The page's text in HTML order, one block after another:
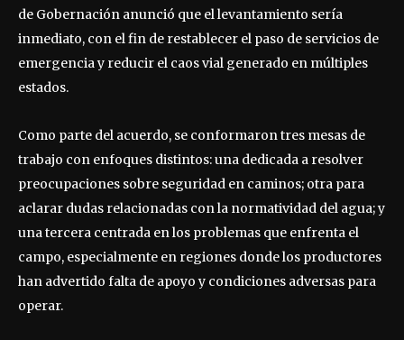
de Gobernación anunció que el levantamiento sería
inmediato, con el fin de restablecer el paso de servicios de
emergencia y reducir el caos vial generado en múltiples
estados.
Como parte del acuerdo, se conformaron tres mesas de
trabajo con enfoques distintos: una dedicada a resolver
preocupaciones sobre seguridad en caminos; otra para
aclarar dudas relacionadas con la normatividad del agua; y
una tercera centrada en los problemas que enfrenta el
campo, especialmente en regiones donde los productores
han advertido falta de apoyo y condiciones adversas para
operar.